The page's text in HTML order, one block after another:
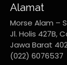
Alamat
Morse Alam –
Jl. Holis 427B,
Jawa Barat
(022) 6076537